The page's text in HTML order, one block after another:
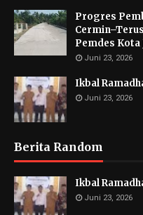
Progres
Pemdes Kota
Juni 23, 2026
Ikbal
Juni 23, 2026
Berita Random
Ikbal
Juni 23, 2026